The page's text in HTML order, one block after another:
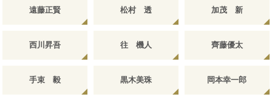
遠藤正賢 松村 透 加茂 新
西川昇吾 往 機人 齊藤優太
手束 毅 黒木美珠 岡本幸一郎